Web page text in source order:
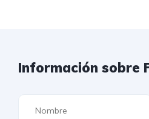
Información sobre